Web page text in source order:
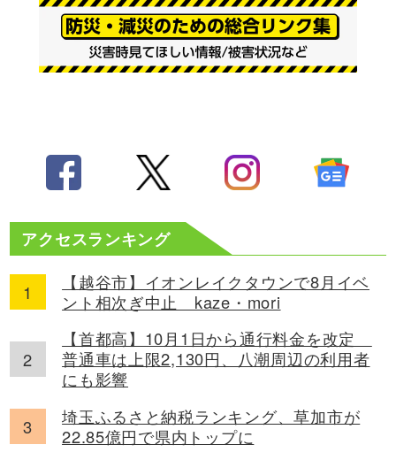
アクセスランキング
【越谷市】イオンレイクタウンで8月イベ
ント相次ぎ中止 kaze・mori
【首都高】10月1日から通行料金を改定
普通車は上限2,130円、八潮周辺の利用者
にも影響
埼玉ふるさと納税ランキング、草加市が
22.85億円で県内トップに